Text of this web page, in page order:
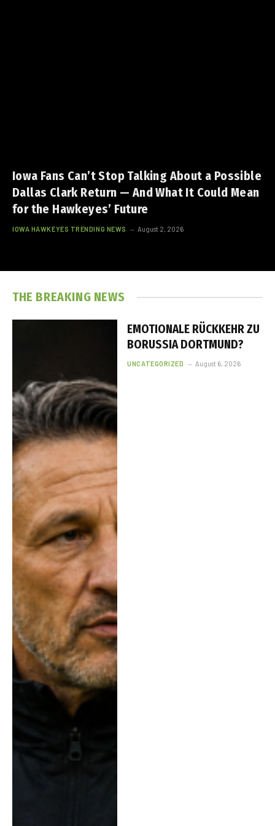
Iowa Fans Can’t Stop Talking About a Possible
Dallas Clark Return — And What It Could Mean
for the Hawkeyes’ Future
IOWA HAWKEYES TRENDING NEWS August 2, 2026
THE BREAKING NEWS
EMOTIONALE RÜCKKEHR ZU
BORUSSIA DORTMUND?
UNCATEGORIZED August 6, 2026